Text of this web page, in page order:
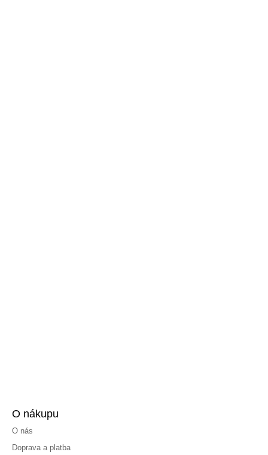
O nákupu
O nás
Doprava a platba